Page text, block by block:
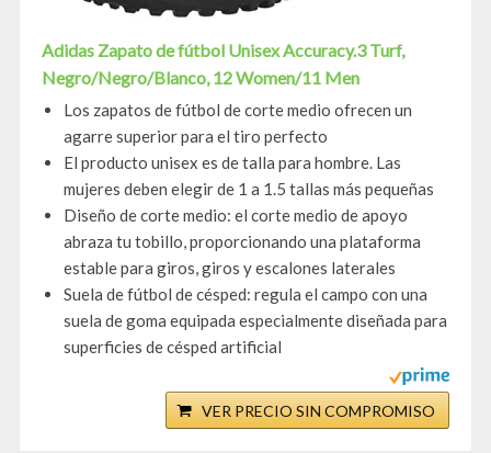
Adidas Zapato de fútbol Unisex Accuracy.3 Turf,
Negro/Negro/Blanco, 12 Women/11 Men
Los zapatos de fútbol de corte medio ofrecen un
agarre superior para el tiro perfecto
El producto unisex es de talla para hombre. Las
mujeres deben elegir de 1 a 1.5 tallas más pequeñas
Diseño de corte medio: el corte medio de apoyo
abraza tu tobillo, proporcionando una plataforma
estable para giros, giros y escalones laterales
Suela de fútbol de césped: regula el campo con una
suela de goma equipada especialmente diseñada para
superficies de césped artificial
VER PRECIO SIN COMPROMISO